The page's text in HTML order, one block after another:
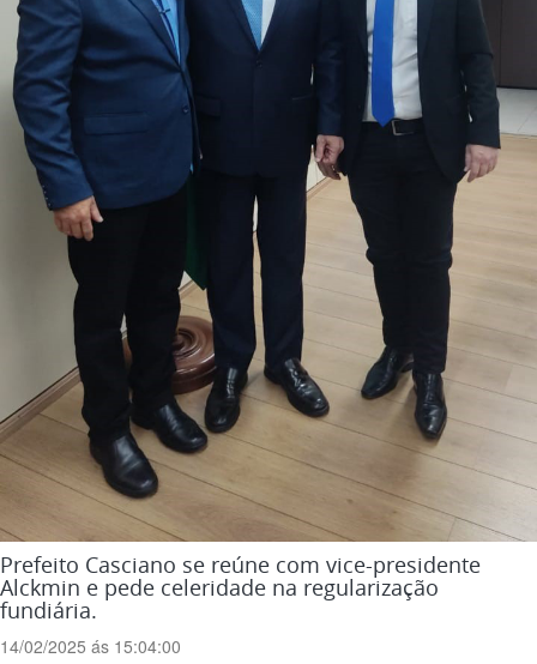
Prefeito Casciano se reúne com vice-presidente
Alckmin e pede celeridade na regularização
fundiária.
14/02/2025 ás 15:04:00